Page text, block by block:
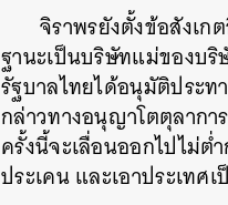
จิราพรยังตั้งข้อสังเ
ฐานะเป็นบริษัทแม่ของบ
รัฐบาลไทยได้อนุมัติประ
กล่าวทางอนุญาโตตุลากา
ครั้งนี้จะเลื่อนออกไปไม่ต่
ประเคน และเอาประเทศ